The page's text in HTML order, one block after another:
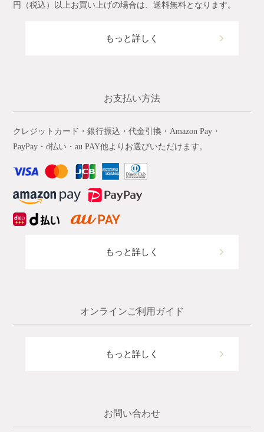
円（税込）以上お買い上げの場合は、送料無料となります。
もっと詳しく
お支払い方法
クレジットカード・銀行振込・代金引換・Amazon Pay・
PayPay・d払い・au PAY他よりお選びいただけます。
もっと詳しく
オンラインご利用ガイド
もっと詳しく
お問い合わせ